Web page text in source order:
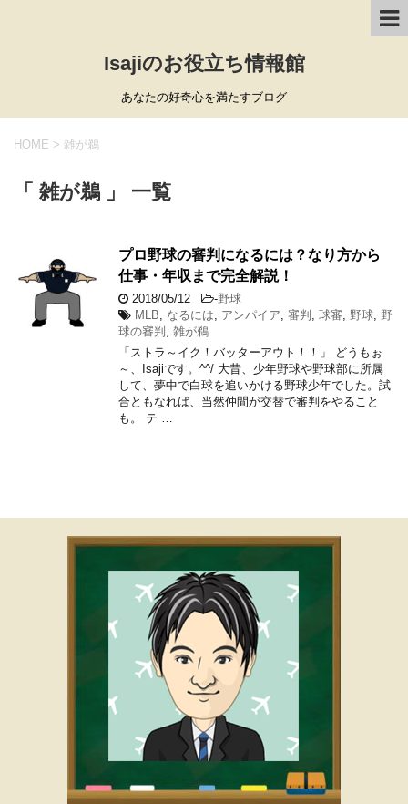
Isajiのお役立ち情報館
あなたの好奇心を満たすブログ
HOME > 雑が鵜
「 雑が鵜 」 一覧
プロ野球の審判になるには？なり方から
仕事・年収まで完全解説！
2018/05/12 -野球
MLB
なるには アンパイア 審判 球審 野球 野
球の審判 雑が鵜
「ストラ～イク！バッターアウト！！」 どうもぉ
～、Isajiです。^^/ 大昔、少年野球や野球部に所属
して、夢中で白球を追いかける野球少年でした。試
合ともなれば、当然仲間が交替で審判をやること
も。 テ …